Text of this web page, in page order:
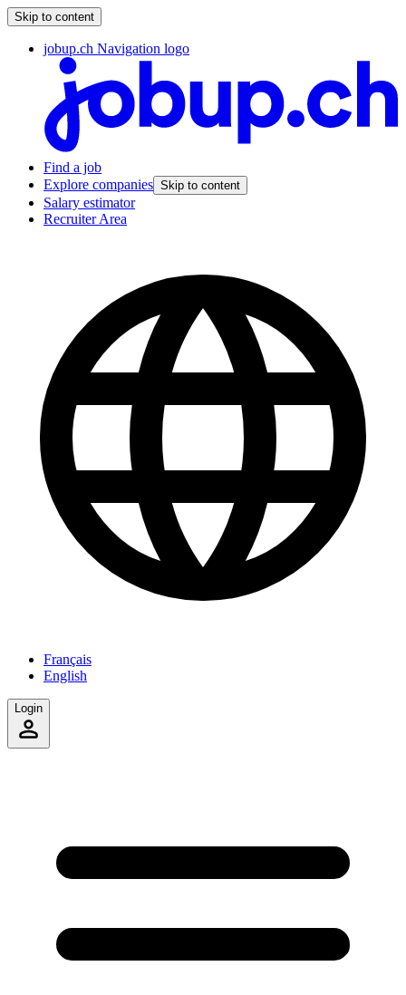
Skip to content
jobup.ch Navigation logo
Find a job
Explore companies Skip to content
Salary estimator
Recruiter Area
Français
English
Login